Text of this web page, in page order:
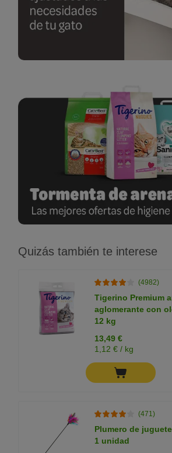
Quizás también te interese
(4982)
Tigerino Premium
aglomerante con
12 kg
13,49 €
1,12 € / kg
(471)
Plumero de
1 unidad